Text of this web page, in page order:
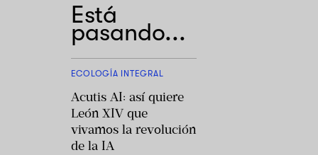
Está
pasando...
ECOLOGÍA INTEGRAL
Acutis AI: así quiere
León XIV que
vivamos la revolución
de la IA